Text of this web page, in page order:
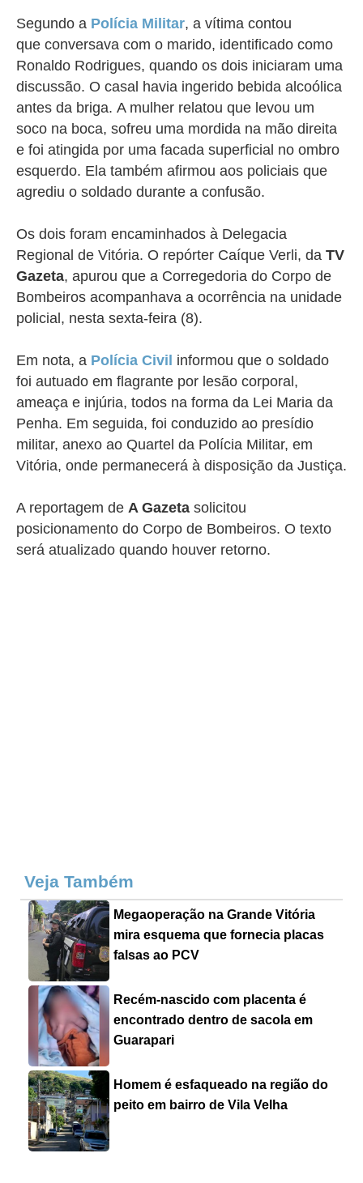
Segundo a Polícia Militar, a vítima contou
que conversava com o marido, identificado como
Ronaldo Rodrigues, quando os dois iniciaram uma
discussão. O casal havia ingerido bebida alcoólica
antes da briga. A mulher relatou que levou um
soco na boca, sofreu uma mordida na mão direita
e foi atingida por uma facada superficial no ombro
esquerdo. Ela também afirmou aos policiais que
agrediu o soldado durante a confusão.
Os dois foram encaminhados à Delegacia
Regional de Vitória. O repórter Caíque Verli, da TV
Gazeta, apurou que a Corregedoria do Corpo de
Bombeiros acompanhava a ocorrência na unidade
policial, nesta sexta-feira (8).
Em nota, a Polícia Civil informou que o soldado
foi autuado em flagrante por lesão corporal,
ameaça e injúria, todos na forma da Lei Maria da
Penha. Em seguida, foi conduzido ao presídio
militar, anexo ao Quartel da Polícia Militar, em
Vitória, onde permanecerá à disposição da Justiça.
A reportagem de A Gazeta solicitou
posicionamento do Corpo de Bombeiros. O texto
será atualizado quando houver retorno.
Veja Também
Megaoperação na Grande Vitória
mira esquema que fornecia placas
falsas ao PCV
Recém-nascido com placenta é
encontrado dentro de sacola em
Guarapari
Homem é esfaqueado na região do
peito em bairro de Vila Velha